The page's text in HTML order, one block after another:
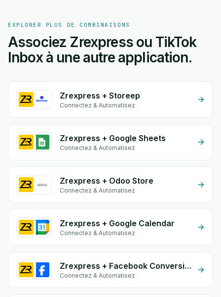
EXPLORER PLUS DE COMBINAISONS
Associez Zrexpress ou TikTok
Inbox à une autre application.
Zrexpress + Storeep
Connectez & Automatisez
Zrexpress + Google Sheets
Connectez & Automatisez
Zrexpress + Odoo Store
Connectez & Automatisez
Zrexpress + Google Calendar
Connectez & Automatisez
Zrexpress + Facebook Conversion API (CAPI)
Connectez & Automatisez